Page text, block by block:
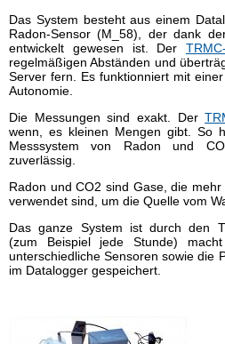
KONTAKT
Folgen
uns
auf
Linkedin
⦿ Unsere Aktivitäten für Gas
⦿ Ablesung der Gaszähler
⦿ Überwachungssystem des
⦿ Fernablesung von Mengenumwerter
⦿ Gasversorgung
⦿ Umwelt
⦿ Entsorgung
Das System besteht aus einem
Radon-Sensor (M_58), der dank
entwickelt gewesen ist. Der
regelmäßigen Abständen und
Server fern. Es funktionniert mit
Autonomie.
Die Messungen sind exakt. Der
wenn, es kleinen Mengen gibt. So
Messsystem von Radon und
zuverlässig.
Radon und CO2 sind Gase, die
verwendet sind, um die Quelle vom
Das ganze System ist durch den
(zum Beispiel jede Stunde)
unterschiedliche Sensoren sowie die
im Datalogger gespeichert.